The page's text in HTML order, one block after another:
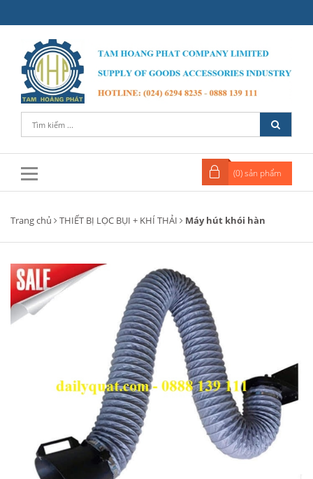
(0) sản phẩm
Trang chủ THIẾT BỊ LỌC BỤI + KHÍ THẢI Máy hút khói hàn